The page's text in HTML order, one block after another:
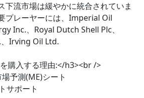
下流市場は緩やかに統合されていま
プレーヤーには、Imperial Oil
Inc.、Royal Dutch Shell Plc、
Irving Oil Ltd.
購入する理由:</h3><br />
予測(ME)シート
サポート